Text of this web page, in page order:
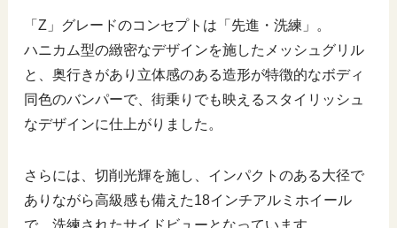
「Z」グレードのコンセプトは「先進・洗練」。
ハニカム型の緻密なデザインを施したメッシュグリル
と、奥行きがあり立体感のある造形が特徴的なボディ
同色のバンパーで、街乗りでも映えるスタイリッシュ
なデザインに仕上がりました。
さらには、切削光輝を施し、インパクトのある大径で
ありながら高級感も備えた18インチアルミホイール
で、洗練されたサイドビューとなっています。